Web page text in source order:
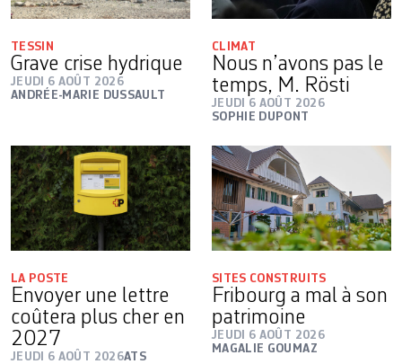
TESSIN
Grave crise hydrique
JEUDI 6 AOÛT 2026
ANDRÉE-MARIE DUSSAULT
CLIMAT
Nous n’avons pas le
temps, M. Rösti
JEUDI 6 AOÛT 2026
SOPHIE DUPONT
LA POSTE
Envoyer une lettre
coûtera plus cher en
2027
JEUDI 6 AOÛT 2026ATS
SITES CONSTRUITS
Fribourg a mal à son
patrimoine
JEUDI 6 AOÛT 2026
MAGALIE GOUMAZ